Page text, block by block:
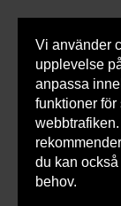
Vi använder
upplevelse
anpassa
funktioner för
du kan
behov.
Du
här:
Armatec >
Presskopplingar